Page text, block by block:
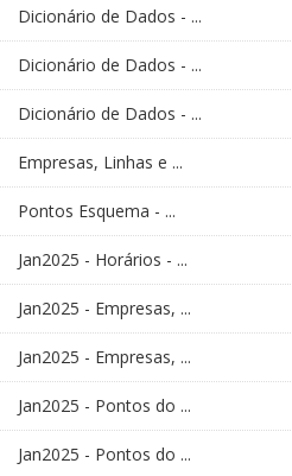
Dicionário de Dados - ...
Dicionário de Dados - ...
Dicionário de Dados - ...
Empresas, Linhas e ...
Pontos Esquema - ...
Jan2025 - Horários - ...
Jan2025 - Empresas, ...
Jan2025 - Empresas, ...
Jan2025 - Pontos do ...
Jan2025 - Pontos do ...